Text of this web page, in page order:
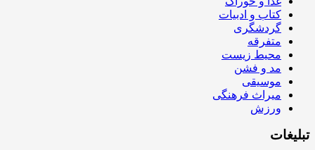
کتاب و ادبیات
گردشگری
متفرقه
محیط زیست
مد و فشن
موسیقی
میراث فرهنگی
ورزش
تبلیغات